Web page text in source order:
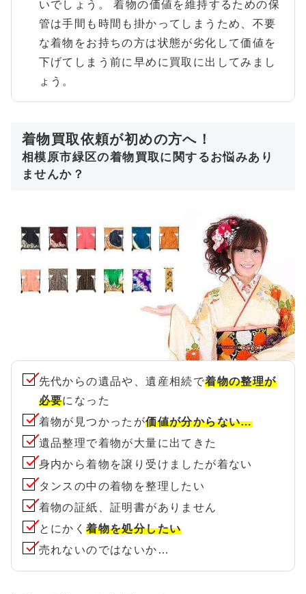
いでしょう。 着物の価値を維持するための保
管は手間も時間も掛かってしまうため、不要
な着物をお持ちの方は状態が劣化して価値を
下げてしまう前に早めに買取に出してみまし
ょう。
着物買取依頼が初めの方へ！
相模原市緑区の着物買取に関するお悩みあり
ませんか？
先代からの遺品や、遺産相続で着物の整理が
必要になった
着物が見つかったが価値が分からない…
遺品整理で着物が大量に出てきた
身内から着物を譲り受けましたが着ない
タンスの中の着物を整理したい
着物の証紙、証明書がありません
とにかく着物を処分したい
売れないのではないか…